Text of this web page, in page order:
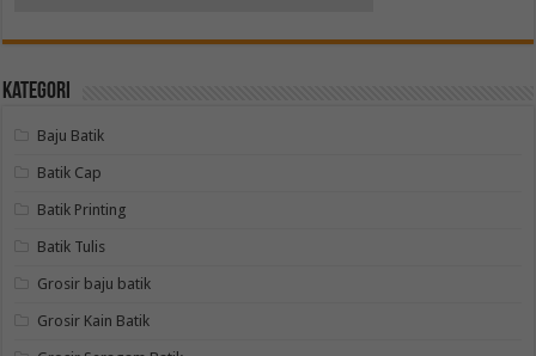
Kategori
Baju Batik
Batik Cap
Batik Printing
Batik Tulis
Grosir baju batik
Grosir Kain Batik